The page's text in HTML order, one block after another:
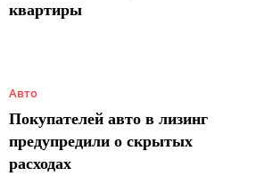
квартиры
Авто
Покупателей авто в лизинг
предупредили о скрытых
расходах